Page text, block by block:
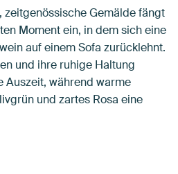
zeitgenössische Gemälde fängt
Moment ein, in dem sich eine
auf einem Sofa zurücklehnt.
und ihre ruhige Haltung
während warme
und zartes Rosa eine